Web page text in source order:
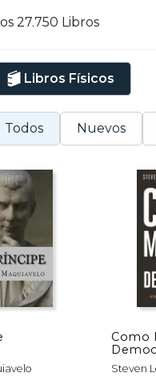
27.750 Libros
Libros Físicos
Todos Nuevos
Como
Steven